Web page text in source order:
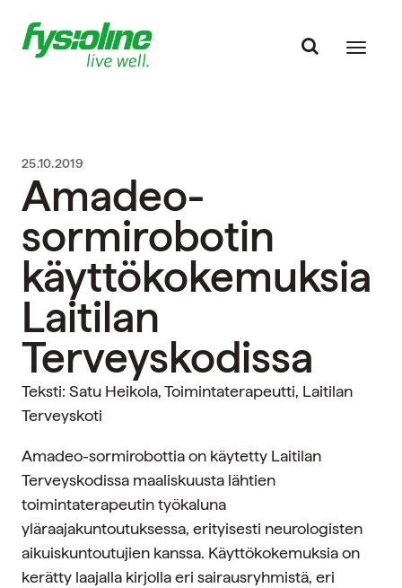
25.10.2019
Amadeo-
sormirobotin
käyttökokemuksia
Laitilan
Terveyskodissa
Teksti: Satu Heikola, Toimintaterapeutti, Laitilan
Terveyskoti
Amadeo-sormirobottia on käytetty Laitilan
Terveyskodissa maaliskuusta lähtien
toimintaterapeutin työkaluna
yläraajakuntoutuksessa, erityisesti neurologisten
aikuiskuntoutujien kanssa. Käyttökokemuksia on
kerätty laajalla kirjolla eri sairausryhmistä, eri